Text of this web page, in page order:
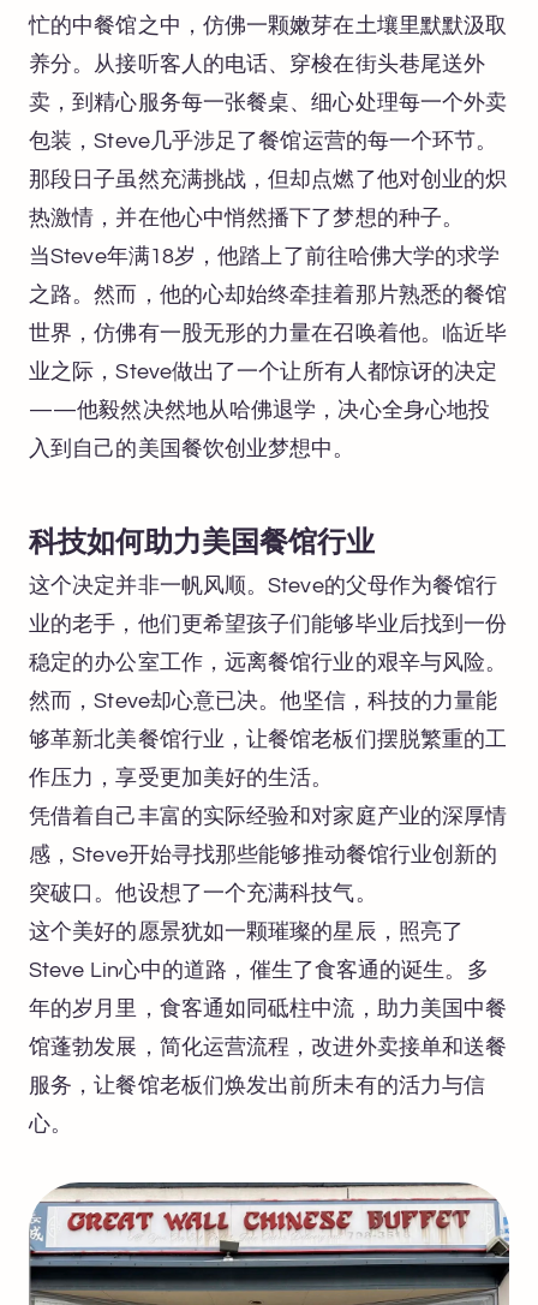
忙的中餐馆之中，仿佛一颗嫩芽在土壤里默默汲取
养分。从接听客人的电话、穿梭在街头巷尾送外
卖，到精心服务每一张餐桌、细心处理每一个外卖
包装，Steve几乎涉足了餐馆运营的每一个环节。
那段日子虽然充满挑战，但却点燃了他对创业的炽
热激情，并在他心中悄然播下了梦想的种子。
当Steve年满18岁，他踏上了前往哈佛大学的求学
之路。然而，他的心却始终牵挂着那片熟悉的餐馆
世界，仿佛有一股无形的力量在召唤着他。临近毕
业之际，Steve做出了一个让所有人都惊讶的决定
——他毅然决然地从哈佛退学，决心全身心地投
入到自己的美国餐饮创业梦想中。
科技如何助力美国餐馆行业
这个决定并非一帆风顺。Steve的父母作为餐馆行
业的老手，他们更希望孩子们能够毕业后找到一份
稳定的办公室工作，远离餐馆行业的艰辛与风险。
然而，Steve却心意已决。他坚信，科技的力量能
够革新北美餐馆行业，让餐馆老板们摆脱繁重的工
作压力，享受更加美好的生活。
凭借着自己丰富的实际经验和对家庭产业的深厚情
感，Steve开始寻找那些能够推动餐馆行业创新的
突破口。他设想了一个充满科技气。
这个美好的愿景犹如一颗璀璨的星辰，照亮了
Steve Lin心中的道路，催生了食客通的诞生。多
年的岁月里，食客通如同砥柱中流，助力美国中餐
馆蓬勃发展，简化运营流程，改进外卖接单和送餐
服务，让餐馆老板们焕发出前所未有的活力与信
心。